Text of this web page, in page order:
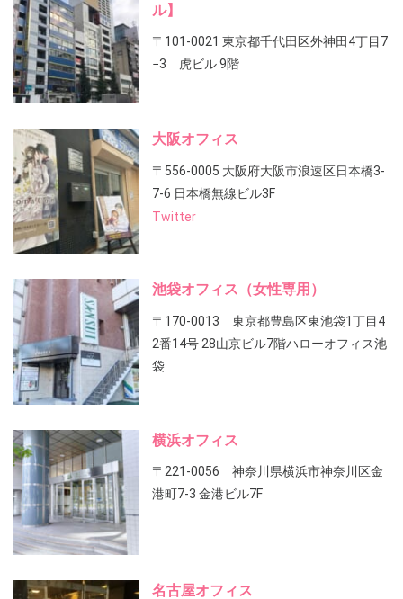
ル】
〒101-0021 東京都千代田区外神田4丁目7
−3 虎ビル 9階
大阪オフィス
〒556-0005 大阪府大阪市浪速区日本橋3-
7-6 日本橋無線ビル3F
Twitter
池袋オフィス（女性専用）
〒170-0013 東京都豊島区東池袋1丁目4
2番14号 28山京ビル7階ハローオフィス池
袋
横浜オフィス
〒221-0056 神奈川県横浜市神奈川区金
港町7-3 金港ビル7F
名古屋オフィス